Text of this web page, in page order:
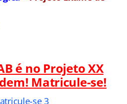
é no Projeto XX
Matricule-se!